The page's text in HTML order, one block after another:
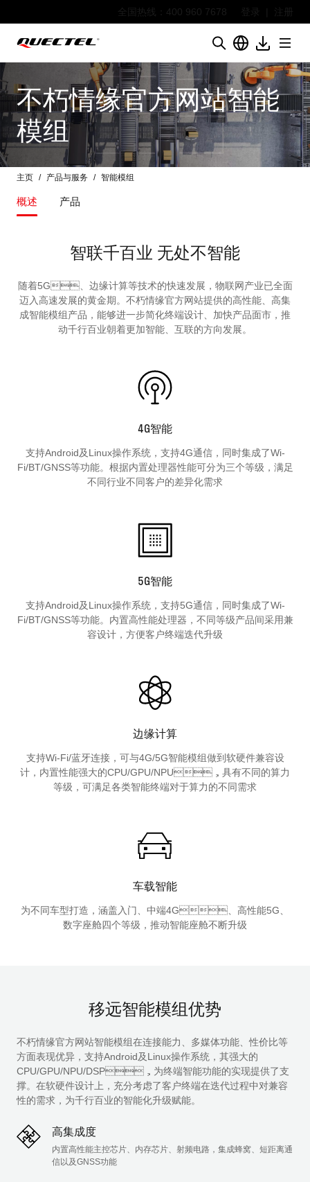
全国热线：400 960 7678 登录
不朽情缘官方网站智能
模组
主页 产品与服务 智能模组
概述 产品
智联千百业 无处不智能
随着5G、边缘计算等技术的快速发展，物联网产业已全面
迈入高速发展的黄金期。不朽情缘官方网站提供的高性能、高集
成智能模组产品，能够进一步简化终端设计、加快产品面市，推
动千行百业朝着更加智能、互联的方向发展。
4G智能
支持Android及Linux操作系统，支持4G通信，同时集成了Wi-
Fi/BT/GNSS等功能。根据内置处理器性能可分为三个等级，满足
不同行业不同客户的差异化需求
5G智能
支持Android及Linux操作系统，支持5G通信，同时集成了Wi-
Fi/BT/GNSS等功能。内置高性能处理器，不同等级产品间采用兼
容设计，方便客户终端迭代升级
边缘计算
支持Wi-Fi/蓝牙连接，可与4G/5G智能模组做到软硬件兼容设
计，内置性能强大的CPU/GPU/NPU，具有不同的算力
等级，可满足各类智能终端对于算力的不同需求
车载智能
为不同车型打造，涵盖入门、中端4G、高性能5G、
数字座舱四个等级，推动智能座舱不断升级
移远智能模组优势
不朽情缘官方网站智能模组在连接能力、多媒体功能、性价比等
方面表现优异，支持Android及Linux操作系统，其强大的
CPU/GPU/NPU/DSP，为终端智能功能的实现提供了支
撑。在软硬件设计上，充分考虑了客户终端在迭代过程中对兼容
性的需求，为千行百业的智能化升级赋能。
高集成度
内置高性能主控芯片、内存芯片、射频电路，集成蜂窝、短距离通
信以及GNSS功能